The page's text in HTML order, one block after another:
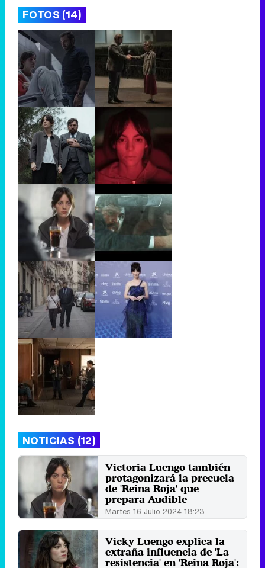
FOTOS (14)
NOTICIAS (12)
Victoria Luengo también
protagonizará la precuela
de 'Reina Roja' que
prepara Audible
Martes 16 Julio 2024 18:23
Vicky Luengo explica la
extraña influencia de 'La
resistencia' en 'Reina Roja':